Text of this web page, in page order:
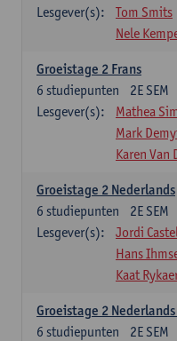
Lesgever(s):
Tom Smits
Nele
Groeistage 2 Frans
2E SEM
6 studiepunten
Lesgever(s):
Mathea
Mark
Karen Van
Groeistage 2 Nederlands
2E SEM
6 studiepunten
Lesgever(s):
Jordi
Hans
Kaat
Groeistage 2
2E SEM
6 studiepunten